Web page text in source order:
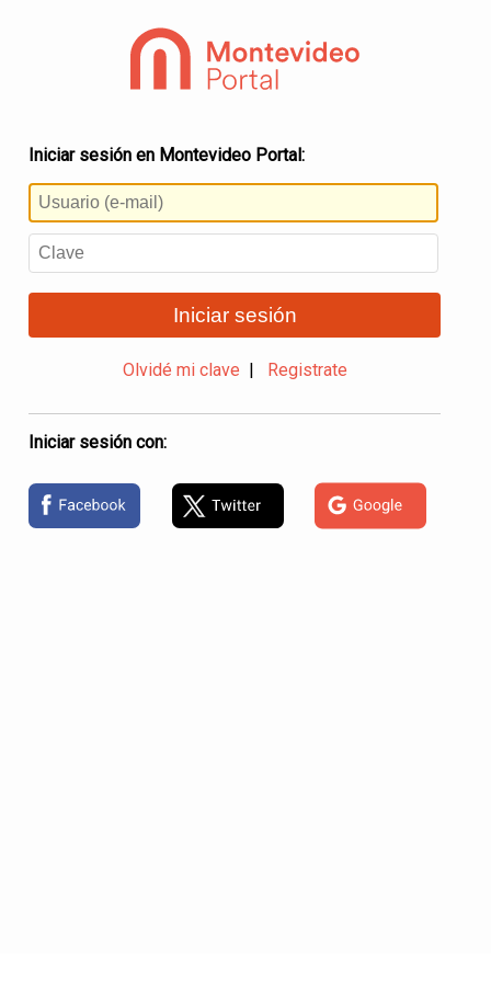
Iniciar sesión en Montevideo Portal:
Iniciar sesión
Olvidé mi clave Registrate
Iniciar sesión con: